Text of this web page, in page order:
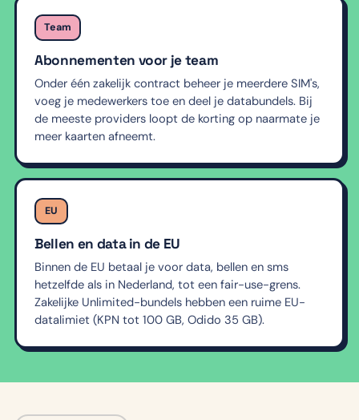
Team
Abonnementen voor je team
Onder één zakelijk contract beheer je meerdere SIM's,
voeg je medewerkers toe en deel je databundels. Bij
de meeste providers loopt de korting op naarmate je
meer kaarten afneemt.
EU
Bellen en data in de EU
Binnen de EU betaal je voor data, bellen en sms
hetzelfde als in Nederland, tot een fair-use-grens.
Zakelijke Unlimited-bundels hebben een ruime EU-
datalimiet (KPN tot 100 GB, Odido 35 GB).